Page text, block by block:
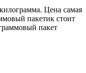
Цена самая
пакетик стоит
пакет